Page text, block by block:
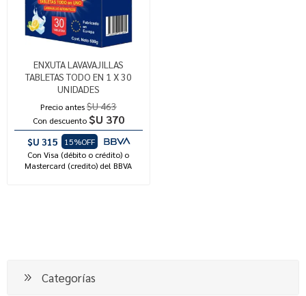
ENXUTA LAVAVAJILLAS
TABLETAS TODO EN 1 X 30
UNIDADES
Precio antes$U 463
Con descuento $U 370
$U 315
15%OFF
Con Visa (débito o crédito) o
Mastercard (credito) del BBVA
Categorías